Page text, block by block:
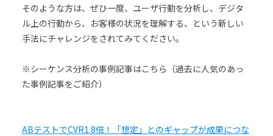
そのような方は、ぜひ一度、ユーザ行動を分析し、デジタ
ル上の行動から、お客様の状況を理解する、という新しい
手法にチャレンジをされてみてください。
※シーケンス分析の事例記事はこちら（過去に人気のあっ
た事例記事をご紹介）
ABテストでCVR1.8倍！「想定」とのギャップが成果につな